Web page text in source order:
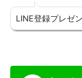
LINE登録プレゼ